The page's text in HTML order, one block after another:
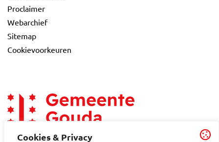
Cookies & Privacy
Proclaimer
Webarchief
Sitemap
Cookievoorkeuren